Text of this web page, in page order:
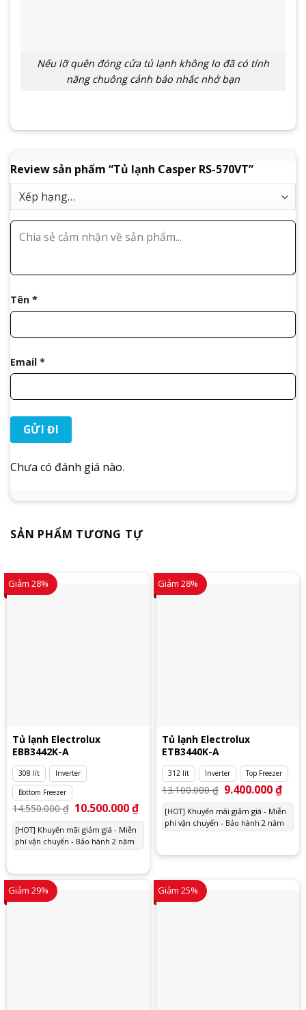
Nếu lỡ quên đóng cửa tủ lạnh không lo đã có tính
năng chuông cảnh báo nhắc nhở bạn
Review sản phẩm “Tủ lạnh Casper RS-570VT”
Tên *
Email *
Chưa có đánh giá nào.
SẢN PHẨM TƯƠNG TỰ
Giảm 28%
Tủ lạnh Electrolux
EBB3442K-A
308 lít
Inverter
Bottom Freezer
14.550.000₫ Giá
gốc
là:
14.550.000 ₫.
10.500.000₫Giá
tại
[HOT] Khuyến mãi giảm giá - Miễn
phí vận chuyển - Bảo hành 2 năm
Giảm 28%
Tủ lạnh Electrolux
ETB3440K-A
312 lít Inverter Top Freezer
13.100.000₫ Giá
gốc
là:
13.100.000 ₫.
9.400.000₫Giá
tại
là:
[HOT] Khuyến mãi giảm giá - Miễn
phí vận chuyển - Bảo hành 2 năm
Giảm 29% Giảm 25%